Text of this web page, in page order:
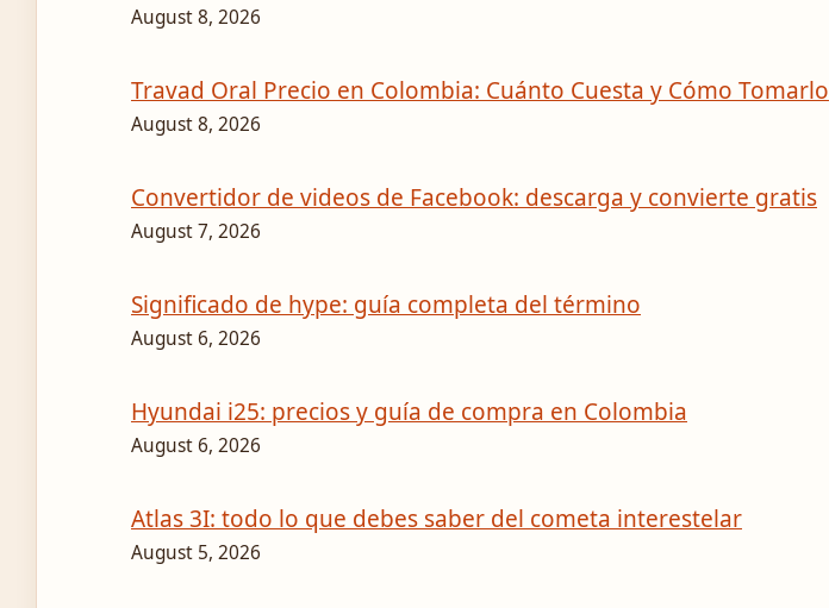
August 8, 2026
Travad Oral Precio en Colombia: Cuánto Cuesta y Cómo Tomarlo
August 8, 2026
Convertidor de videos de Facebook: descarga y convierte gratis
August 7, 2026
Significado de hype: guía completa del término
August 6, 2026
Hyundai i25: precios y guía de compra en Colombia
August 6, 2026
Atlas 3I: todo lo que debes saber del cometa interestelar
August 5, 2026